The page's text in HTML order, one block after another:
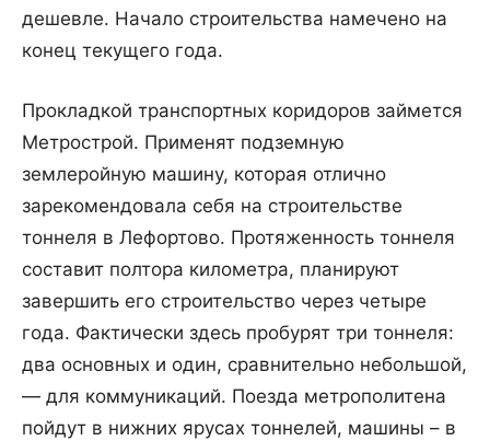
дешевле. Начало строительства намечено на
конец текущего года.
Прокладкой транспортных коридоров займется
Метрострой. Применят подземную
землеройную машину, которая отлично
зарекомендовала себя на строительстве
тоннеля в Лефортово. Протяженность тоннеля
составит полтора километра, планируют
завершить его строительство через четыре
года. Фактически здесь пробурят три тоннеля:
два основных и один, сравнительно небольшой,
— для коммуникаций. Поезда метрополитена
пойдут в нижних ярусах тоннелей, машины – в